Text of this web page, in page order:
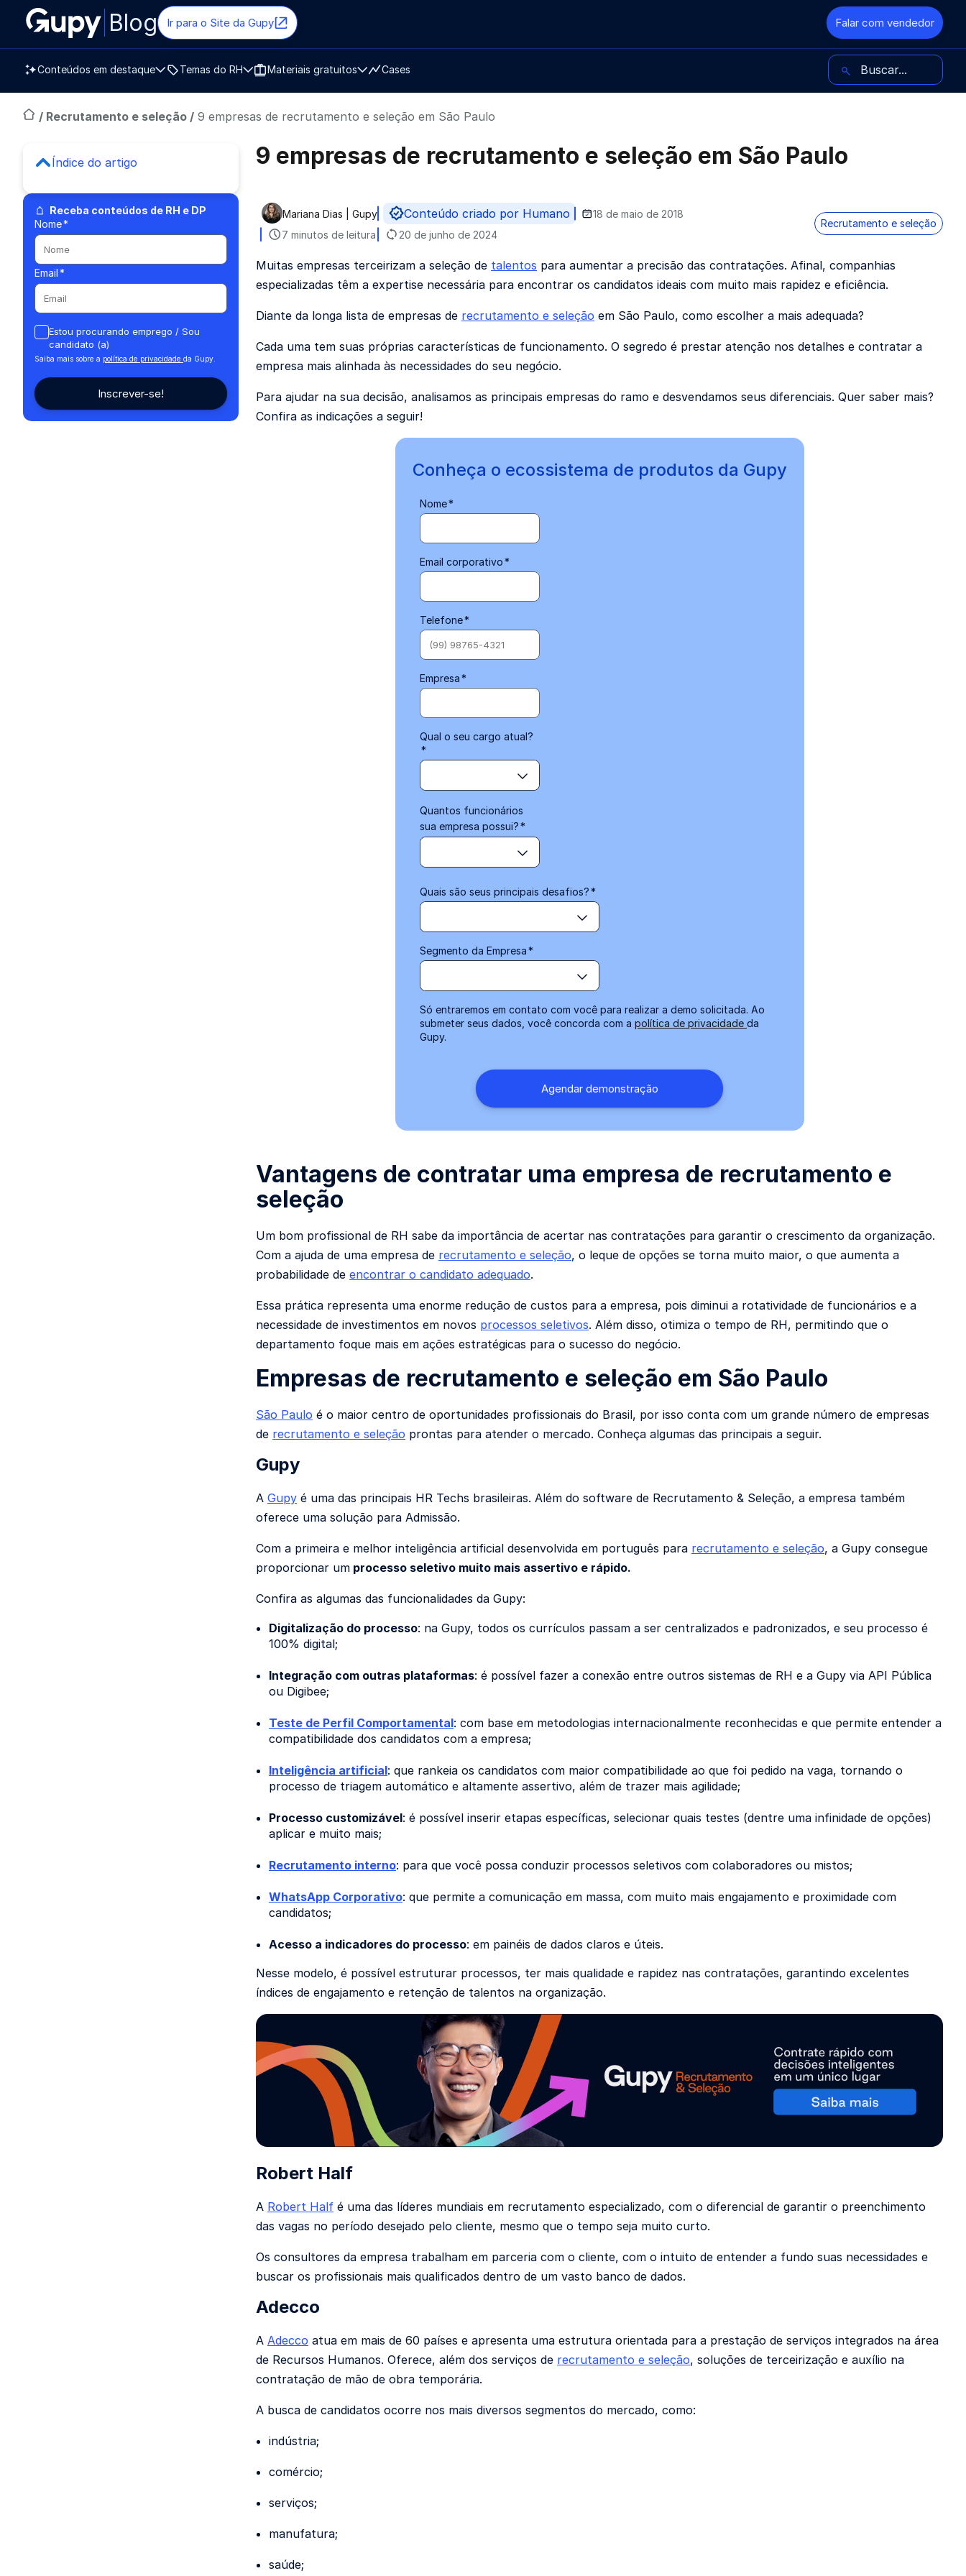
Blog Ir para o Site da Gupy Falar com vendedor
Conteúdos em destaque Temas do RH Materiais gratuitos Cases Buscar no blog
/ Recrutamento e seleção / 9 empresas de recrutamento e seleção em São Paulo
Índice do artigo
Receba conteúdos de RH e DP
Nome*
Email*
Estou procurando emprego / Sou
candidato (a)
Saiba mais sobre a política de privacidade da Gupy.
9 empresas de recrutamento e seleção em São Paulo
Publicado por
Mariana Dias | Gupy Conteúdo criado por Humano
18 de maio de 2018
7 minutos de leitura
20 de junho de 2024
Recrutamento e seleção
Muitas empresas terceirizam a seleção de talentos para aumentar a precisão das contratações. Afinal, companhias
especializadas têm a expertise necessária para encontrar os candidatos ideais com muito mais rapidez e eficiência.
Diante da longa lista de empresas de recrutamento e seleção em São Paulo, como escolher a mais adequada?
Cada uma tem suas próprias características de funcionamento. O segredo é prestar atenção nos detalhes e contratar a
empresa mais alinhada às necessidades do seu negócio.
Para ajudar na sua decisão, analisamos as principais empresas do ramo e desvendamos seus diferenciais. Quer saber mais?
Confira as indicações a seguir!
Conheça o ecossistema de produtos da Gupy
Nome*
Email corporativo*
Telefone*
Empresa*
Qual o seu cargo atual?
*
Quantos funcionários
sua empresa possui?*
Quais são seus principais desafios?*
Segmento da Empresa*
Só entraremos em contato com você para realizar a demo solicitada. Ao
submeter seus dados, você concorda com a política de privacidade da
Gupy.
Vantagens de contratar uma empresa de recrutamento e
seleção
Um bom profissional de RH sabe da importância de acertar nas contratações para garantir o crescimento da organização.
Com a ajuda de uma empresa de recrutamento e seleção, o leque de opções se torna muito maior, o que aumenta a
probabilidade de encontrar o candidato adequado.
Essa prática representa uma enorme redução de custos para a empresa, pois diminui a rotatividade de funcionários e a
necessidade de investimentos em novos processos seletivos. Além disso, otimiza o tempo de RH, permitindo que o
departamento foque mais em ações estratégicas para o sucesso do negócio.
Empresas de recrutamento e seleção em São Paulo
São Paulo é o maior centro de oportunidades profissionais do Brasil, por isso conta com um grande número de empresas
de recrutamento e seleção prontas para atender o mercado. Conheça algumas das principais a seguir.
Gupy
A Gupy é uma das principais HR Techs brasileiras. Além do software de Recrutamento & Seleção, a empresa também
oferece uma solução para Admissão.
Com a primeira e melhor inteligência artificial desenvolvida em português para recrutamento e seleção, a Gupy consegue
proporcionar um processo seletivo muito mais assertivo e rápido.
Confira as algumas das funcionalidades da Gupy:
Digitalização do processo: na Gupy, todos os currículos passam a ser centralizados e padronizados, e seu processo é
100% digital;
Integração com outras plataformas: é possível fazer a conexão entre outros sistemas de RH e a Gupy via API Pública
ou Digibee;
Teste de Perfil Comportamental: com base em metodologias internacionalmente reconhecidas e que permite entender a
compatibilidade dos candidatos com a empresa;
Inteligência artificial: que rankeia os candidatos com maior compatibilidade ao que foi pedido na vaga, tornando o
processo de triagem automático e altamente assertivo, além de trazer mais agilidade;
Processo customizável: é possível inserir etapas específicas, selecionar quais testes (dentre uma infinidade de opções)
aplicar e muito mais;
Recrutamento interno: para que você possa conduzir processos seletivos com colaboradores ou mistos;
WhatsApp Corporativo: que permite a comunicação em massa, com muito mais engajamento e proximidade com
candidatos;
Acesso a indicadores do processo: em painéis de dados claros e úteis.
Nesse modelo, é possível estruturar processos, ter mais qualidade e rapidez nas contratações, garantindo excelentes
índices de engajamento e retenção de talentos na organização.
Robert Half
A Robert Half é uma das líderes mundiais em recrutamento especializado, com o diferencial de garantir o preenchimento
das vagas no período desejado pelo cliente, mesmo que o tempo seja muito curto.
Os consultores da empresa trabalham em parceria com o cliente, com o intuito de entender a fundo suas necessidades e
buscar os profissionais mais qualificados dentro de um vasto banco de dados.
Adecco
A Adecco atua em mais de 60 países e apresenta uma estrutura orientada para a prestação de serviços integrados na área
de Recursos Humanos. Oferece, além dos serviços de recrutamento e seleção, soluções de terceirização e auxílio na
contratação de mão de obra temporária.
A busca de candidatos ocorre nos mais diversos segmentos do mercado, como:
indústria;
comércio;
serviços;
manufatura;
saúde;